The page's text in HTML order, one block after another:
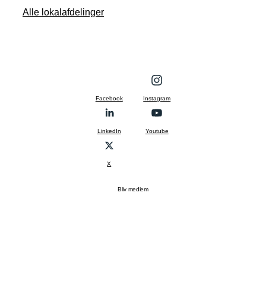
Alle lokalafdelinger
Facebook Instagram
LinkedIn Youtube
X
Bliv medlem